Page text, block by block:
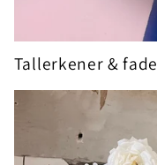
Tallerkener & fade